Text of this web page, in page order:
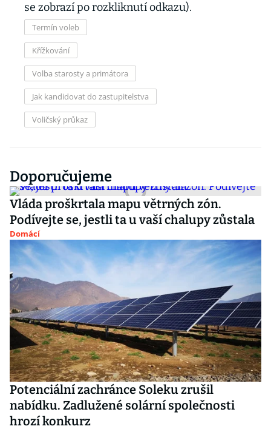
se zobrazí po rozkliknutí odkazu).
Termín voleb
Křížkování
Volba starosty a primátora
Jak kandidovat do zastupitelstva
Voličský průkaz
Doporučujeme
Vláda proškrtala mapu větrných zón.
Podívejte se, jestli ta u vaší chalupy zůstala
Domácí
Potenciální zachránce Soleku zrušil
nabídku. Zadlužené solární společnosti
hrozí konkurz